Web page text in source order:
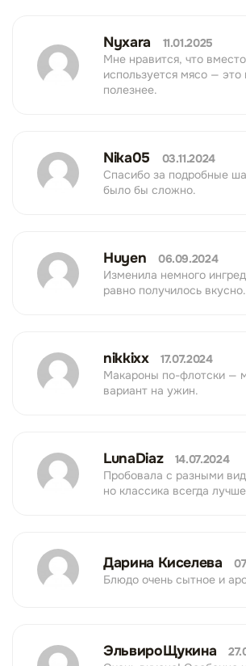
Nyxara
11.01.2025
Мне нравится, что
используется мясо — это
полезнее.
Nika05
03.11.2024
Спасибо за подробные
было бы сложно.
Huyen
06.09.2024
Изменила немного
равно получилось вкусно.
nikkixx
17.07.2024
Макароны по-флотски —
вариант на ужин.
LunaDiaz
14.07.2024
Пробовала с разными
но классика всегда
Дарина Киселева
Блюдо очень сытное и
ЭльвироЩукина